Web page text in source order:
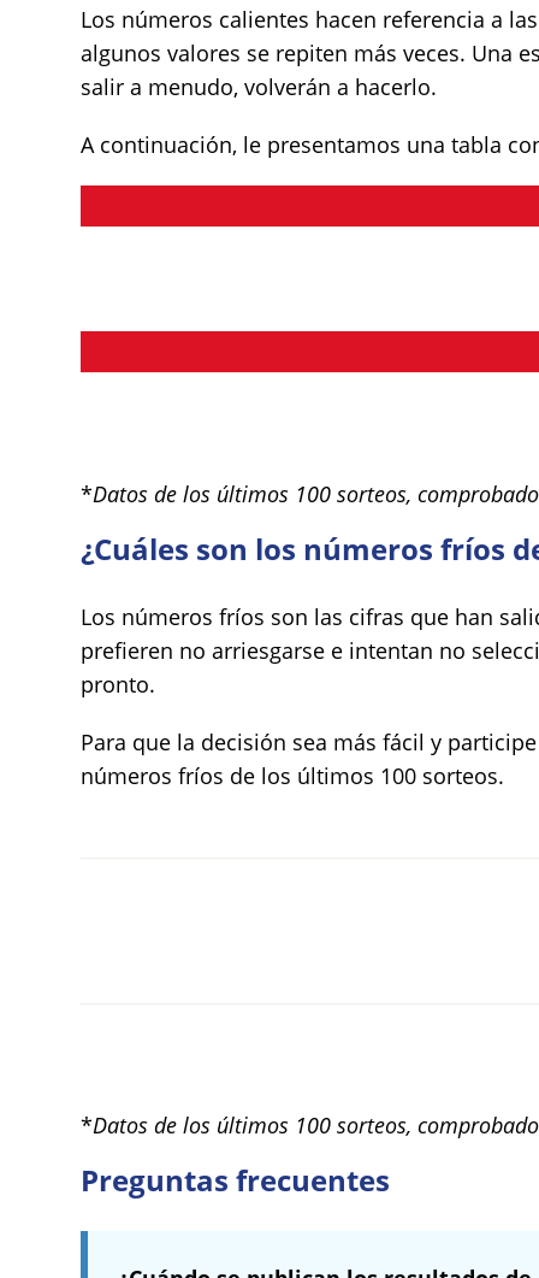
Los números calientes hacen referencia a
algunos valores se repiten más veces. Una
salir a menudo, volverán a hacerlo.
A continuación, le presentamos una tabla
*Datos de los últimos 100 sorteos,
¿Cuáles son los números fríos
Los números fríos son las cifras que han
prefieren no arriesgarse e intentan no
pronto.
Para que la decisión sea más fácil y
números fríos de los últimos 100 sorteos.
*Datos de los últimos 100 sorteos,
Preguntas frecuentes